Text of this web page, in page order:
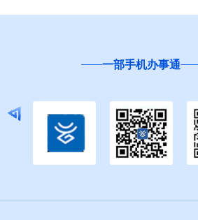
县市规范性文件
第十期
第十一期
一部手机办事通